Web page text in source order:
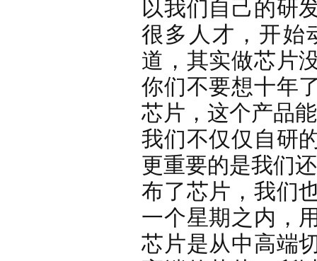
以我们自己的研
很多人才，开始
道，其实做芯片
你们不要想十年
芯片，这个产品
我们不仅仅自研
更重要的是我们
布了芯片，我们
一个星期之内，
芯片是从中高端